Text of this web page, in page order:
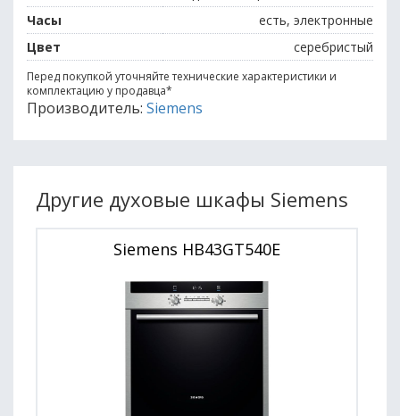
Часы
есть, электронные
Цвет
серебристый
Перед покупкой уточняйте технические характеристики и
комплектацию у продавца*
Производитель: Siemens
Другие духовые шкафы Siemens
Siemens HB43GT540E